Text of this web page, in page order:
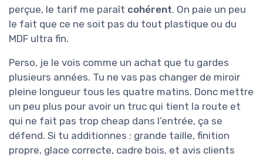
perçue, le tarif me paraît cohérent. On paie un peu
le fait que ce ne soit pas du tout plastique ou du
MDF ultra fin.
Perso, je le vois comme un achat que tu gardes
plusieurs années. Tu ne vas pas changer de miroir
pleine longueur tous les quatre matins. Donc mettre
un peu plus pour avoir un truc qui tient la route et
qui ne fait pas trop cheap dans l’entrée, ça se
défend. Si tu additionnes : grande taille, finition
propre, glace correcte, cadre bois, et avis clients